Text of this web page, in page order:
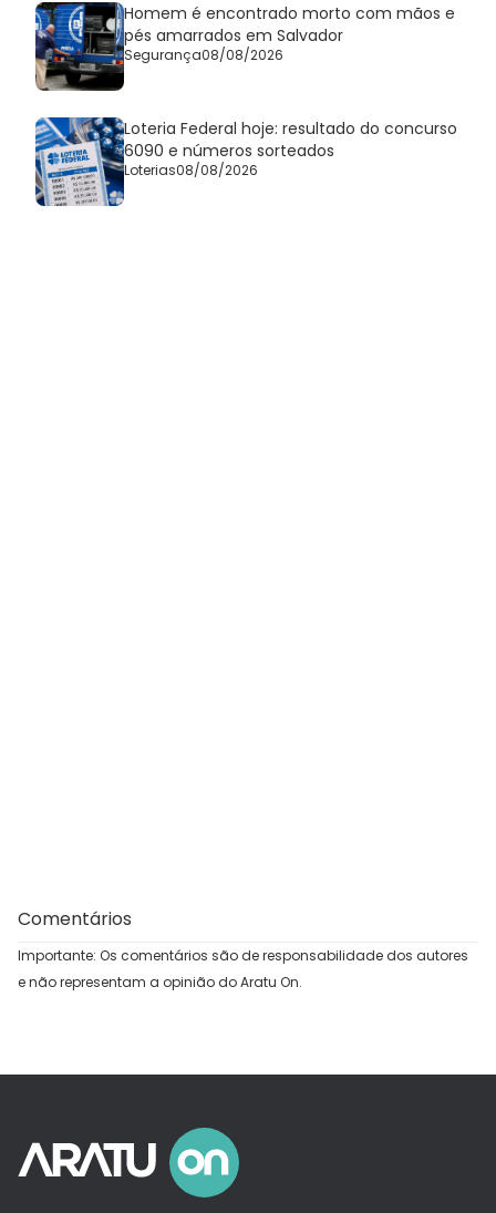
Homem é encontrado morto com mãos e
pés amarrados em Salvador
Segurança08/08/2026
Loteria Federal hoje: resultado do concurso
6090 e números sorteados
Loterias08/08/2026
Comentários
Importante: Os comentários são de responsabilidade dos autores
e não representam a opinião do Aratu On.